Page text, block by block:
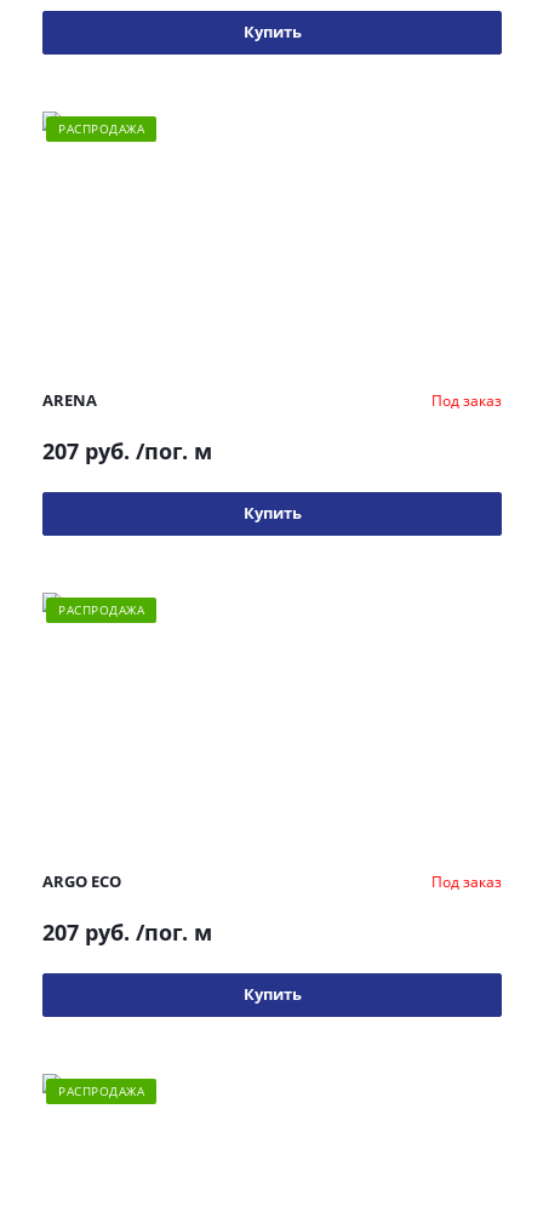
Купить
РАСПРОДАЖА
ARENA Под заказ
207 руб. /пог. м
Купить
РАСПРОДАЖА
ARGO ECO Под заказ
207 руб. /пог. м
Купить
РАСПРОДАЖА